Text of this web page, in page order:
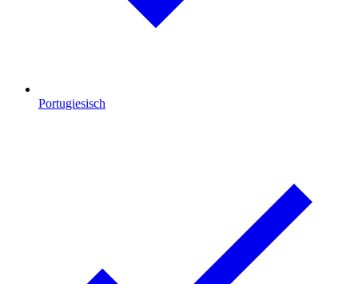
Portugiesisch